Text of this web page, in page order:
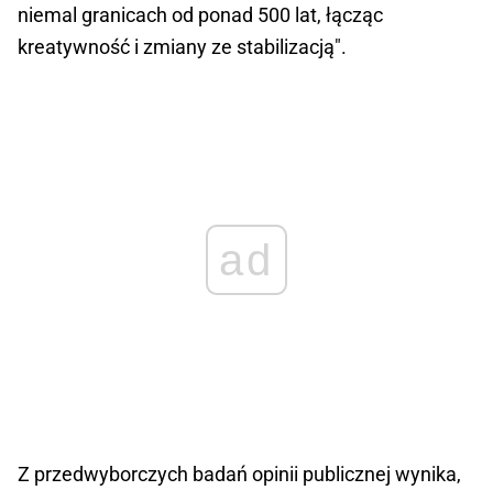
niemal granicach od ponad 500 lat, łącząc
kreatywność i zmiany ze stabilizacją".
ad
Z przedwyborczych badań opinii publicznej wynika,